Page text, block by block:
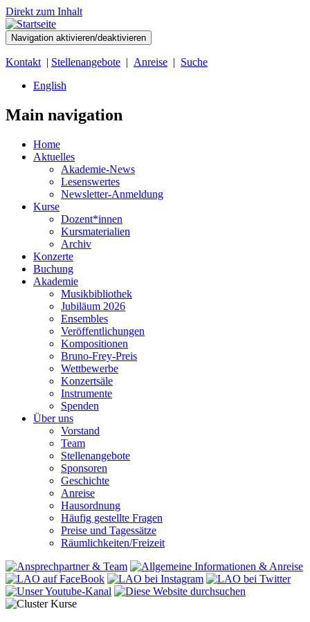
Direkt zum Inhalt
Navigation aktivieren/deaktivieren
Kontakt | Stellenangebote | Anreise | Suche
English
Main navigation
Home
Aktuelles
Akademie-News
Lesenswertes
Newsletter-Anmeldung
Kurse
Dozent*innen
Kursmaterialien
Archiv
Konzerte
Buchung
Akademie
Musikbibliothek
Jubiläum 2026
Ensembles
Veröffentlichungen
Kompositionen
Bruno-Frey-Preis
Wettbewerbe
Konzertsäle
Instrumente
Spenden
Über uns
Vorstand
Team
Stellenangebote
Sponsoren
Geschichte
Anreise
Hausordnung
Häufig gestellte Fragen
Preise und Tagessätze
Räumlichkeiten/Freizeit